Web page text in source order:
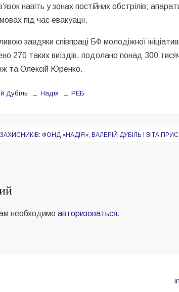
навіть у зонах постійних обстрілів;
під час евакуації.
завдяки співпраці БФ молодіжної
270 таких виїздів, подолано понад 300 тисяч
та Олексій Юренко.
Дубіль Надія РЕБ
ФОНД «НАДІЯ», ВАЛЕРІЙ ДУБІЛЬ І ВІТА
необходимоавторизоваться.